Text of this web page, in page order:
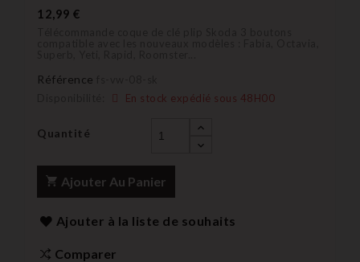
12,99 €
Référence
En stock expédié sous 48H00
Quantité
Ajouter Au Panier
Ajouter à la liste de souhaits
Comparer